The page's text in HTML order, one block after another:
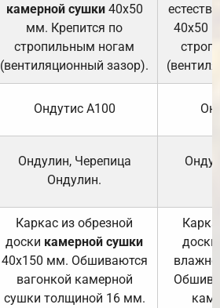
камерной сушки40х50
мм. Крепится по
стропильным ногам
(вентиляционный зазор).
40х50
Ондутис А100
Ондулин, Черепица
Ондулин.
Каркас из обрезной
доски камерной сушки
40х150 мм. Обшиваются
вагонкой камерной
сушки толщиной 16 мм.
доски